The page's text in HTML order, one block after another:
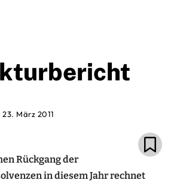
23. März 2011
Rückgang der
in diesem Jahr rechnet